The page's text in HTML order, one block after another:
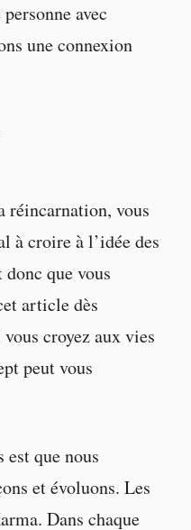
avec
une connexion
réincarnation, vous
à croire à l’idée des
donc que vous
article dès
croyez aux vies
peut vous
est que nous
et évoluons. Les
Dans chaque